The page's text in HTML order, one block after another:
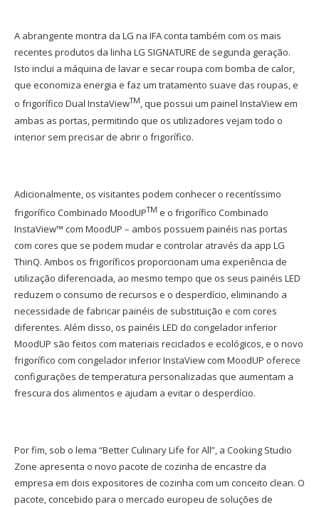
A abrangente montra da LG na IFA conta também com os mais
recentes produtos da linha LG SIGNATURE de segunda geração.
Isto inclui a máquina de lavar e secar roupa com bomba de calor,
que economiza energia e faz um tratamento suave das roupas, e
o frigorífico Dual InstaViewTM, que possui um painel InstaView em
ambas as portas, permitindo que os utilizadores vejam todo o
interior sem precisar de abrir o frigorífico.
Adicionalmente, os visitantes podem conhecer o recentíssimo
frigorífico Combinado MoodUPTM e o frigorífico Combinado
InstaView™ com MoodUP – ambos possuem painéis nas portas
com cores que se podem mudar e controlar através da app LG
ThinQ. Ambos os frigoríficos proporcionam uma experiência de
utilização diferenciada, ao mesmo tempo que os seus painéis LED
reduzem o consumo de recursos e o desperdício, eliminando a
necessidade de fabricar painéis de substituição e com cores
diferentes. Além disso, os painéis LED do congelador inferior
MoodUP são feitos com materiais reciclados e ecológicos, e o novo
frigorífico com congelador inferior InstaView com MoodUP oferece
configurações de temperatura personalizadas que aumentam a
frescura dos alimentos e ajudam a evitar o desperdício.
Por fim, sob o lema “Better Culinary Life for All”, a Cooking Studio
Zone apresenta o novo pacote de cozinha de encastre da
empresa em dois expositores de cozinha com um conceito clean. O
pacote, concebido para o mercado europeu de soluções de